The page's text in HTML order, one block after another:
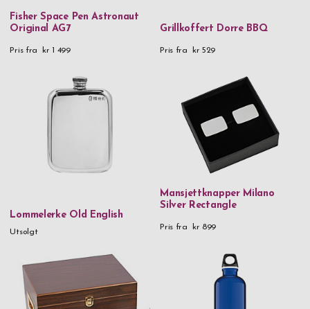
Fisher Space Pen Astronaut
Original AG7
Pris fra kr 1 499
Grillkoffert Dorre BBQ
Pris fra kr 529
Lommelerke Old English
Utsolgt
Mansjettknapper Milano
Silver Rectangle
Pris fra kr 899